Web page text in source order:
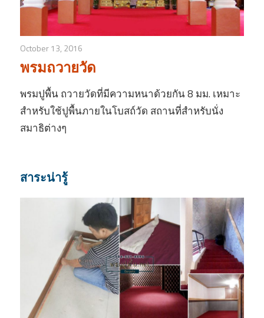
October 13, 2016
พรมถวายวัด
พรมปูพื้น ถวายวัดที่มีความหนาด้วยกัน 8 มม. เหมาะ
สำหรับใช้ปูพื้นภายในโบสถ์วัด สถานที่สำหรับนั่ง
สมาธิต่างๆ
สาระน่ารู้